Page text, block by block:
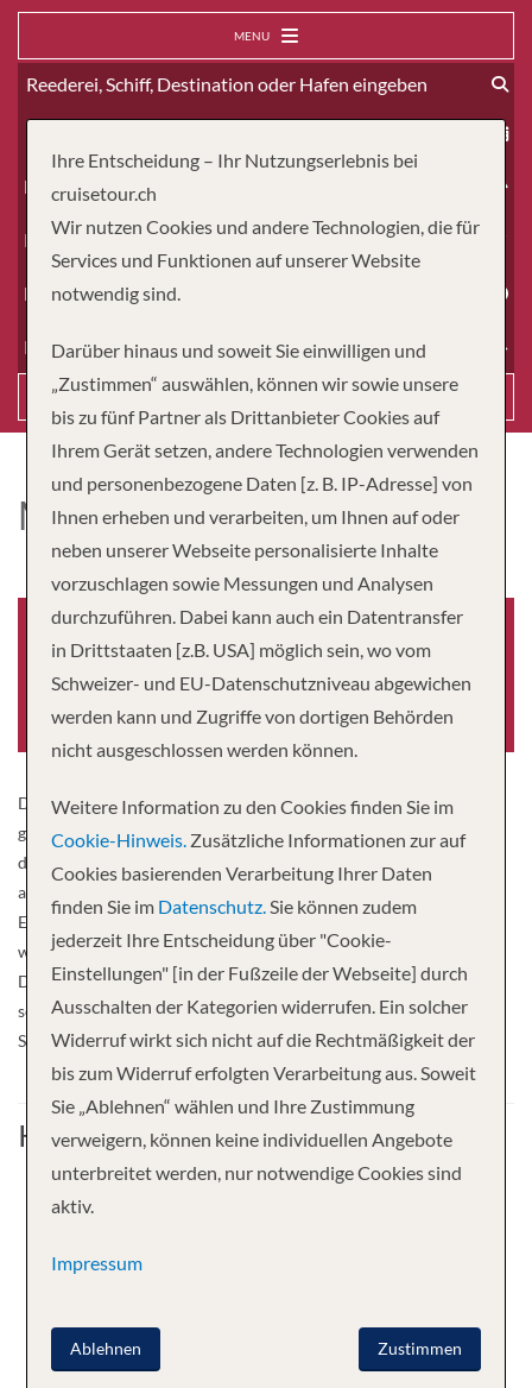
MENU
Erwachsene
Kinder
Dauer
Reiseart
Suchen
MS MICHAIL SVETLOV
Baujahr
1985
Passagiere
126
Die MS «Michail Svetlov» wurde1985 in Korneuburg/Österreich
gebaut und in einer schwierigen Operation, die eineinhalb Jahre
dauerte, nach Jakutien überführt. Das Schiff hat Bugstrahlruder,
automatische Steuerung, Radar und Funktelefon sowie
Eisverstärkung. Es ist in einem guten Zustand und wird immer
wieder renoviert um Ihnen den bestmöglichen Komfort zu bieten.
Das Abendessen im Speisesaal wird in zwei Essenssitzungen
serviert. Sie werden abwechslungsweise in der ersten oder zweiten
Sitzung bedient
Kabine
Ihre Entscheidung – Ihr Nutzungserlebnis bei
cruisetour.ch
Wir nutzen Cookies und andere Technologien, die für
Services und Funktionen auf unserer Website
notwendig sind.
Darüber hinaus und soweit Sie einwilligen und
„Zustimmen“ auswählen, können wir sowie unsere
bis zu fünf Partner als Drittanbieter Cookies auf
Ihrem Gerät setzen, andere Technologien verwenden
und personenbezogene Daten [z. B. IP-Adresse] von
Ihnen erheben und verarbeiten, um Ihnen auf oder
neben unserer Webseite personalisierte Inhalte
vorzuschlagen sowie Messungen und Analysen
durchzuführen. Dabei kann auch ein Datentransfer
in Drittstaaten [z.B. USA] möglich sein, wo vom
Schweizer- und EU-Datenschutzniveau abgewichen
werden kann und Zugriffe von dortigen Behörden
nicht ausgeschlossen werden können.
Weitere Information zu den Cookies finden Sie im
Cookie-Hinweis. Zusätzliche Informationen zur auf
Cookies basierenden Verarbeitung Ihrer Daten
finden Sie im Datenschutz.Sie können zudem
jederzeit Ihre Entscheidung über "Cookie-
Einstellungen" [in der Fußzeile der Webseite] durch
Ausschalten der Kategorien widerrufen. Ein solcher
Widerruf wirkt sich nicht auf die Rechtmäßigkeit der
bis zum Widerruf erfolgten Verarbeitung aus. Soweit
Sie „Ablehnen“ wählen und Ihre Zustimmung
verweigern, können keine individuellen Angebote
unterbreitet werden, nur notwendige Cookies sind
aktiv.
Impressum
Zustimmen
Ablehnen